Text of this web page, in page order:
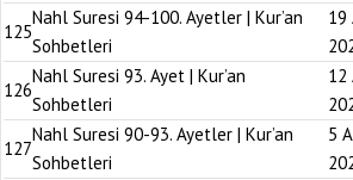
125
Nahl Suresi 94-100. Ayetler | Kur’an
Sohbetleri
19
126
Nahl Suresi 93. Ayet | Kur’an
Sohbetleri
12
127
Nahl Suresi 90-93. Ayetler | Kur’an
Sohbetleri
5